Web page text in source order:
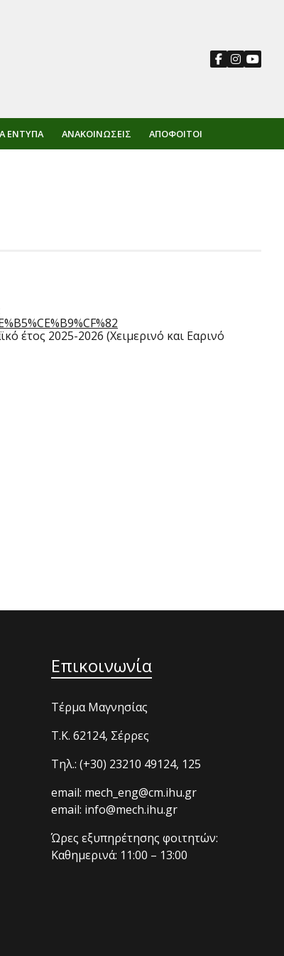
ΈΝΤΥΠΑ ΑΝΑΚΟΙΝΏΣΕΙΣ ΑΠΌΦΟΙΤΟΙ
έτος 2025-2026 (Χειμερινό και Εαρινό
Επικοινωνία
Τέρμα Μαγνησίας
T.K. 62124, Σέρρες
Τηλ.: (+30) 23210 49124, 125
email: mech_eng@cm.ihu.gr
email: info@mech.ihu.gr
Ώρες εξυπηρέτησης φοιτητών:
Καθημερινά: 11:00 – 13:00